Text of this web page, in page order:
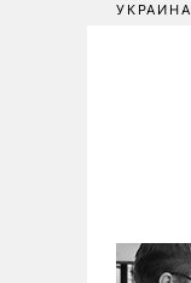
УКРАИНА